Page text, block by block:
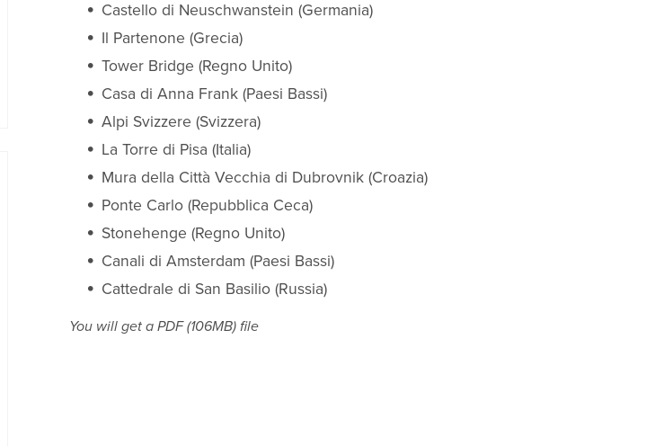
Castello di Neuschwanstein (Germania)
Il Partenone (Grecia)
Tower Bridge (Regno Unito)
Casa di Anna Frank (Paesi Bassi)
Alpi Svizzere (Svizzera)
La Torre di Pisa (Italia)
Mura della Città Vecchia di Dubrovnik (Croazia)
Ponte Carlo (Repubblica Ceca)
Stonehenge (Regno Unito)
Canali di Amsterdam (Paesi Bassi)
Cattedrale di San Basilio (Russia)
You will get a PDF(106MB)file